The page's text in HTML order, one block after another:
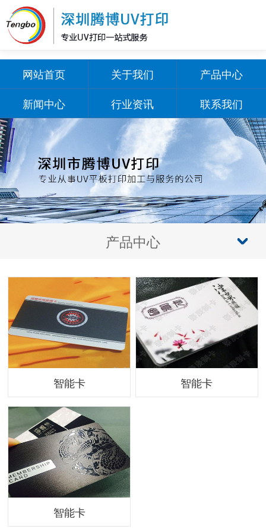
网站首页 关于我们
产品中心
新闻中心
行业资讯 联系我们
产品中心
智能卡 智能卡
智能卡